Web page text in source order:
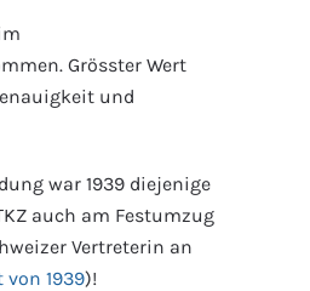
Grösster Wert
und
war 1939 diejenige
auch am Festumzug
Vertreterin an
von 1939)!